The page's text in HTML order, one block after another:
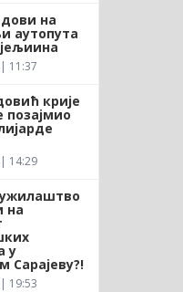
на
аутопута
11:37
крије
позајмио
14:29
на
у
Сарајеву?!
19:53